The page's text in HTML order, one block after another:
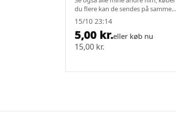
du flere kan de sendes på samme
fragt.
15/10 23:14
5,00 kr.eller køb nu
15,00 kr.